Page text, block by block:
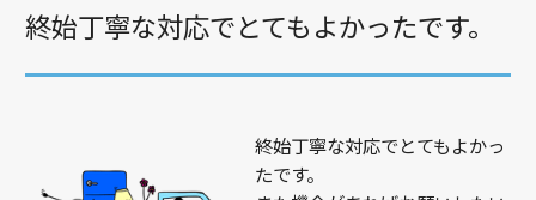
終始丁寧な対応でとてもよかったです。
終始丁寧な対応でとてもよかっ
たです。